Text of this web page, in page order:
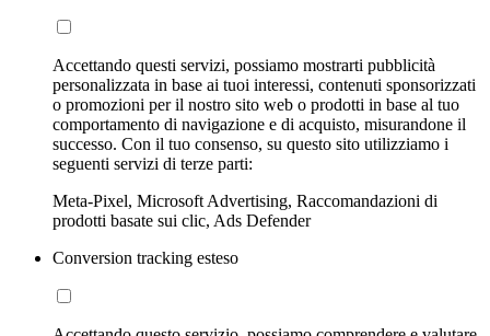
Accettando questi servizi, possiamo mostrarti pubblicità
personalizzata in base ai tuoi interessi, contenuti sponsorizzati
o promozioni per il nostro sito web o prodotti in base al tuo
comportamento di navigazione e di acquisto, misurandone il
successo. Con il tuo consenso, su questo sito utilizziamo i
seguenti servizi di terze parti:
Meta-Pixel, Microsoft Advertising, Raccomandazioni di
prodotti basate sui clic, Ads Defender
Conversion tracking esteso